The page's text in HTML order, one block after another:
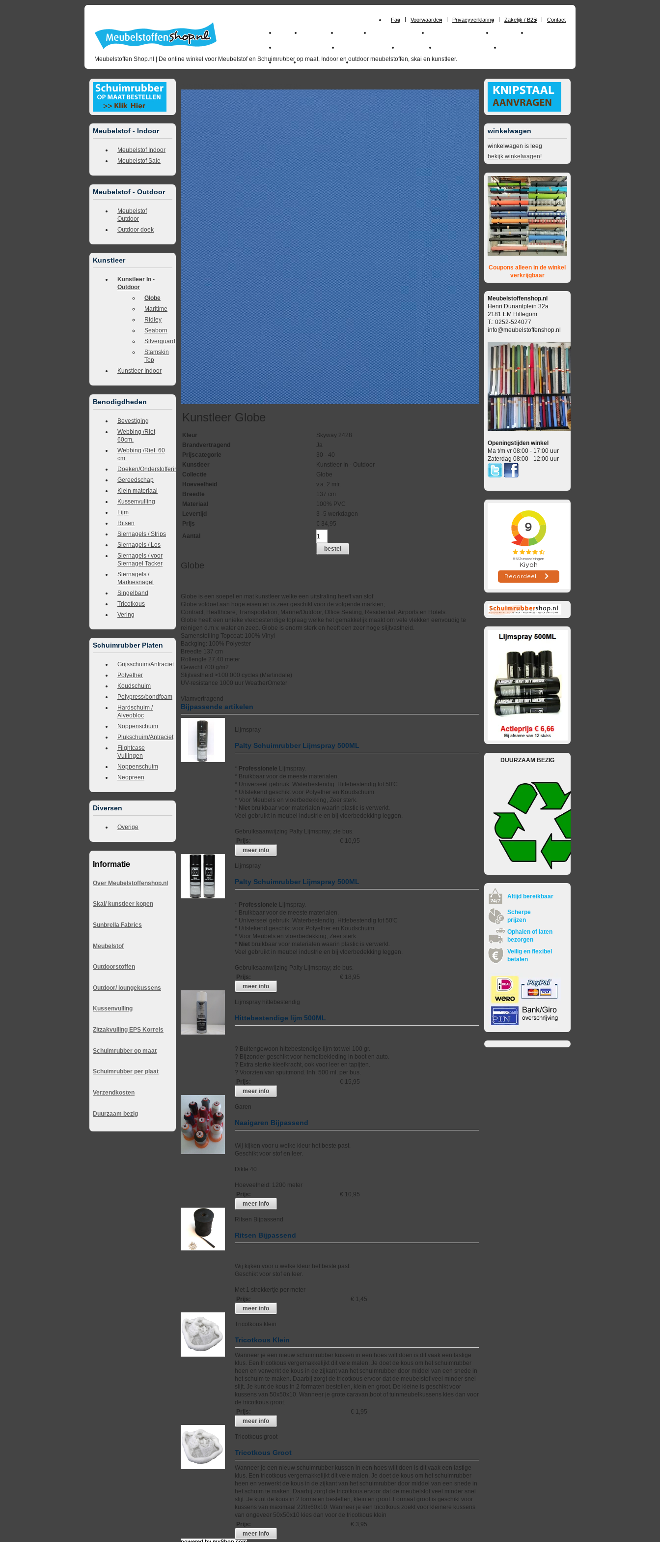
Faq Voorwaarden Privacyverklaring Zakelijk / B2B Contact
Meubelstoffen Shop.nl | De online winkel voor Meubelstof en Schuimrubber op maat, Indoor en outdoor meubelstoffen, skai en kunstleer.
Home Meubelstof Kunstleer Schuimrubberplaten Schuimrubber op maat Materialen
milano_outdoorstoffen skai kunstleer kopen outdoorstof skai_kunstleer outdoor
Outlet Meubelstof indoor duurzaam
Meubelstof - Indoor
Meubelstof Indoor
Meubelstof Sale
Meubelstof - Outdoor
Meubelstof
Outdoor
Outdoor doek
Kunstleer
Kunstleer In -
Outdoor
Globe
Maritime
Ridley
Seaborn
Silverguard
Stamskin
Top
Kunstleer Indoor
Benodigdheden
Bevestiging
Webbing /Riet
60cm.
Webbing /Riet. 60
cm.
Doeken/Onderstoffering
Gereedschap
Klein materiaal
Kussenvulling
Lijm
Ritsen
Siernagels / Strips
Siernagels / Los
Siernagels / voor
Siernagel Tacker
Siernagels /
Markiesnagel
Singelband
Tricotkous
Vering
Schuimrubber Platen
Grijsschuim/Antraciet
Polyether
Koudschuim
Polypress/bondfoam
Hardschuim /
Alveobloc
Noppenschuim
Plukschuim/Antraciet
Flightcase
Vullingen
Noppenschuim
Neopreen
Diversen
Overige
Informatie
Over Meubelstoffenshop.nl
Skai/ kunstleer kopen
Sunbrella Fabrics
Meubelstof
Outdoorstoffen
Outdoor/ loungekussens
Kussenvulling
Zitzakvulling EPS Korrels
Schuimrubber op maat
Schuimrubber per plaat
Verzendkosten
Duurzaam bezig
Kunstleer Globe
Kleur
Skyway 2428
Brandvertragend
Ja
Prijscategorie
30 - 40
Kunstleer
Kunstleer In - Outdoor
Collectie
Globe
Hoeveelheid
v.a. 2 mtr.
Breedte
137 cm
Materiaal
100% PVC
Levertijd
3 -5 werkdagen
Prijs
€ 34,95
Aantal
bestel
Globe
Globe is een soepel en mat kunstleer welke een uitstraling heeft van stof.
Globe voldoet aan hoge eisen en is zeer geschikt voor de volgende markten;
Contract, Healthcare, Transportation, Marine/Outdoor, Office Seating, Residential, Airports en Hotels.
Globe heeft een unieke vlekbestendige toplaag welke het gemakkelijk maakt om vele vlekken eenvoudig te
reinigen d.m.v. water en zeep. Globe is enorm sterk en heeft een zeer hoge slijtvastheid.
Samenstelling Topcoat: 100% Vinyl
Backging: 100% Polyester
Breedte 137 cm
Rollengte 27,40 meter
Gewicht 700 g/m2
Slijtvastheid >100.000 cycles (Martindale)
UV-resistance 1000 uur WeatherOmeter
Vlamvertragend
Bijpassende artikelen
Lijmspray
Palty Schuimrubber Lijmspray 500ML
* Professionele Lijmspray.
* Bruikbaar voor de meeste materialen.
* Universeel gebruik. Waterbestendig. Hittebestendig tot 50'C
* Uitstekend geschikt voor Polyether en Koudschuim.
* Voor Meubels en vloerbedekking, Zeer sterk.
* Niet bruikbaar voor materialen waarin plastic is verwerkt.
Veel gebruikt in meubel industrie en bij vloerbedekking leggen.
Gebruiksaanwijzing Palty Lijmspray; zie bus.
Prijs:
€ 10,95
meer info
Lijmspray
Palty Schuimrubber Lijmspray 500ML
* Professionele Lijmspray.
* Bruikbaar voor de meeste materialen.
* Universeel gebruik. Waterbestendig. Hittebestendig tot 50'C
* Uitstekend geschikt voor Polyether en Koudschuim.
* Voor Meubels en vloerbedekking, Zeer sterk.
* Niet bruikbaar voor materialen waarin plastic is verwerkt.
Veel gebruikt in meubel industrie en bij vloerbedekking leggen.
Gebruiksaanwijzing Palty Lijmspray; zie bus.
Prijs:
€ 18,95
meer info
Lijmspray hittebestendig
Hittebestendige lijm 500ML
? Buitengewoon hittebestendige lijm tot wel 100 gr.
? Bijzonder geschikt voor hemelbekleding in boot en auto.
? Extra sterke kleefkracht, ook voor leer en tapijten.
? Voorzien van spuitmond. Inh. 500 ml. per bus.
Prijs:
€ 15,95
meer info
Garen
Naaigaren Bijpassend
Wij kijken voor u welke kleur het beste past.
Geschikt voor stof en leer.
Dikte 40
Hoeveelheid: 1200 meter
Prijs:
€ 10,95
meer info
Ritsen Bijpassend
Ritsen Bijpassend
Wij kijken voor u welke kleur het beste past.
Geschikt voor stof en leer.
Met 1 strekkertje per meter
Prijs:
€ 1,45
meer info
Tricotkous klein
Tricotkous Klein
Wanneer je een nieuw schuimrubber kussen in een hoes wilt doen is dit vaak een lastige
klus. Een tricotkous vergemakkelijkt dit vele malen. Je doet de kous om het schuimrubber
heen en verwerkt de kous in de zijkant van het schuimrubber door middel van een snede in
het schuim te maken. Daarbij zorgt de tricotkous ervoor dat de meubelstof veel minder snel
slijt. Je kunt de kous in 2 formaten bestellen, klein en groot. De kleine is geschikt voor
kussens van 50x50x10. Wanneer je grote caravan,boot of tuinmeubelkussens kies dan voor
de tricotkous groot.
Prijs:
€ 1,95
meer info
Tricotkous groot
Tricotkous Groot
Wanneer je een nieuw schuimrubber kussen in een hoes wilt doen is dit vaak een lastige
klus. Een tricotkous vergemakkelijkt dit vele malen. Je doet de kous om het schuimrubber
heen en verwerkt de kous in de zijkant van het schuimrubber door middel van een snede in
het schuim te maken. Daarbij zorgt de tricotkous ervoor dat de meubelstof veel minder snel
slijt. Je kunt de kous in 2 formaten bestellen, klein en groot. Formaat groot is geschikt voor
kussens van maximaal 220x60x10. Wanneer je een tricotkous zoekt voor kleinere kussens
van ongeveer 50x50x10 kies dan voor de tricotkous klein
Prijs:
€ 3,95
meer info
winkelwagen
winkelwagen is leeg
bekijk winkelwagen!
Coupons alleen in de winkel
verkrijgbaar
Meubelstoffenshop.nl
Henri Dunantplein 32a
2181 EM Hillegom
T.: 0252-524077
info@meubelstoffenshop.nl
Openingstijden winkel
Ma t/m vr 08:00 - 17:00 uur
Zaterdag 08:00 - 12:00 uur
DUURZAAM BEZIG
Altijd bereikbaar
Scherpe
prijzen
Ophalen of laten
bezorgen
Veilig en flexibel
betalen